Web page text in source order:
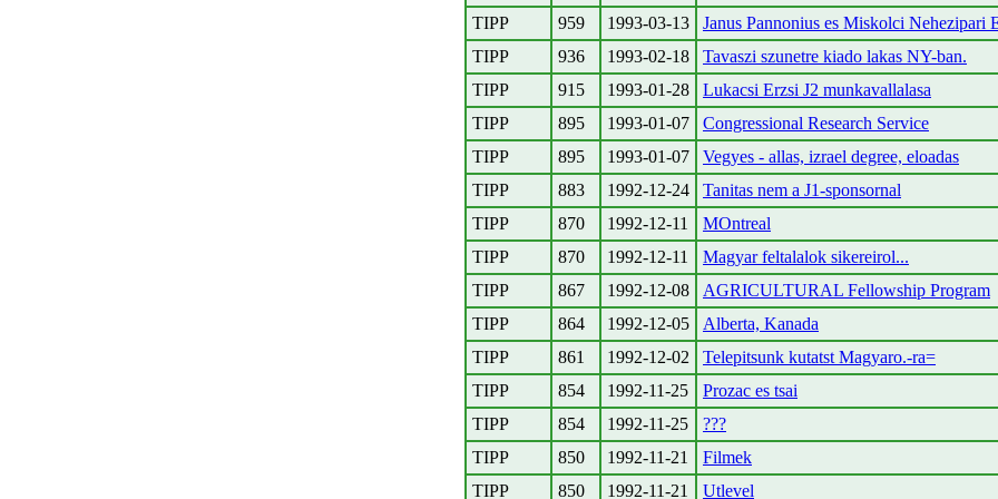
TIPP 959 1993-03-13
Janus Pannonius es Miskolci Nehezipari
TIPP
936 1993-02-18
Tavaszi szunetre kiado lakas NY-ban.
TIPP
915 1993-01-28
Lukacsi Erzsi J2 munkavallalasa
TIPP
895 1993-01-07
Congressional Research Service
TIPP
895 1993-01-07
Vegyes - allas, izrael degree, eloadas
TIPP
883 1992-12-24
Tanitas nem a J1-sponsornal
TIPP
870 1992-12-11
MOntreal
TIPP
870 1992-12-11
Magyar feltalalok sikereirol...
TIPP
867 1992-12-08
AGRICULTURAL Fellowship Program
TIPP
864 1992-12-05
Alberta, Kanada
TIPP
861 1992-12-02
Telepitsunk kutatst Magyaro.-ra=
TIPP
854 1992-11-25
Prozac es tsai
TIPP
854 1992-11-25
???
TIPP
850 1992-11-21
Filmek
TIPP
850 1992-11-21 Utlevel